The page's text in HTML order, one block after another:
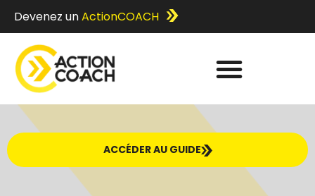
Devenez unActionCOACH
ACCÉDER AU GUIDE